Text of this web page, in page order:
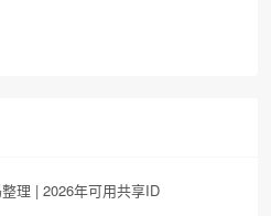
理 | 2026年可用共享ID